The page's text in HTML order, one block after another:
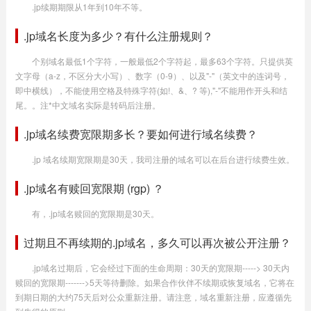
.jp续期期限从1年到10年不等。
.jp域名长度为多少？有什么注册规则？
个别域名最低1个字符，一般最低2个字符起，最多63个字符。只提供英
文字母（a-z，不区分大小写）、数字（0-9）、以及"-"（英文中的连词号，
即中横线），不能使用空格及特殊字符(如!、&、? 等),"-"不能用作开头和结
尾。。注*中文域名实际是转码后注册。
.jp域名续费宽限期多长？要如何进行域名续费？
.jp 域名续期宽限期是30天，我司注册的域名可以在后台进行续费生效。
.jp域名有赎回宽限期 (rgp) ？
有，.jp域名赎回的宽限期是30天。
过期且不再续期的.jp域名，多久可以再次被公开注册？
.jp域名过期后，它会经过下面的生命周期：30天的宽限期-----> 30天内
赎回的宽限期------->5天等待删除。如果合作伙伴不续期或恢复域名，它将在
到期日期的大约75天后对公众重新注册。请注意，域名重新注册，应遵循先